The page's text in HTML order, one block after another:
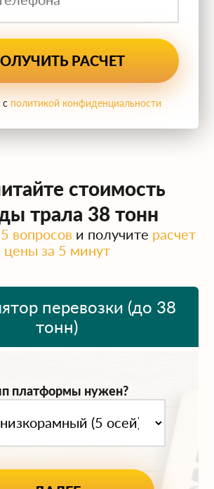
с политикой конфиденциальности
стоимость
трала 38 тонн
вопросов и получите расчет
цены за 5 минут
перевозки (до 38
тонн)
платформы нужен?